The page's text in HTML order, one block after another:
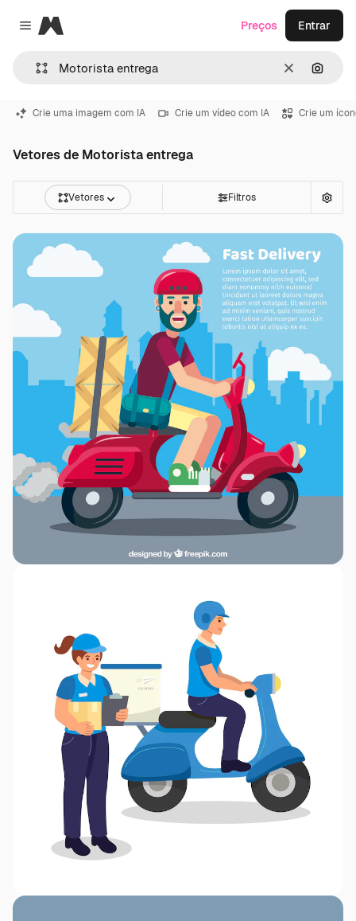
Close menu
Magnific
Limpar
Preços Entrar
Crie uma imagem com IA Crie um vídeo com IA Crie um
Vetores de Motorista entrega
Vetores Filtros